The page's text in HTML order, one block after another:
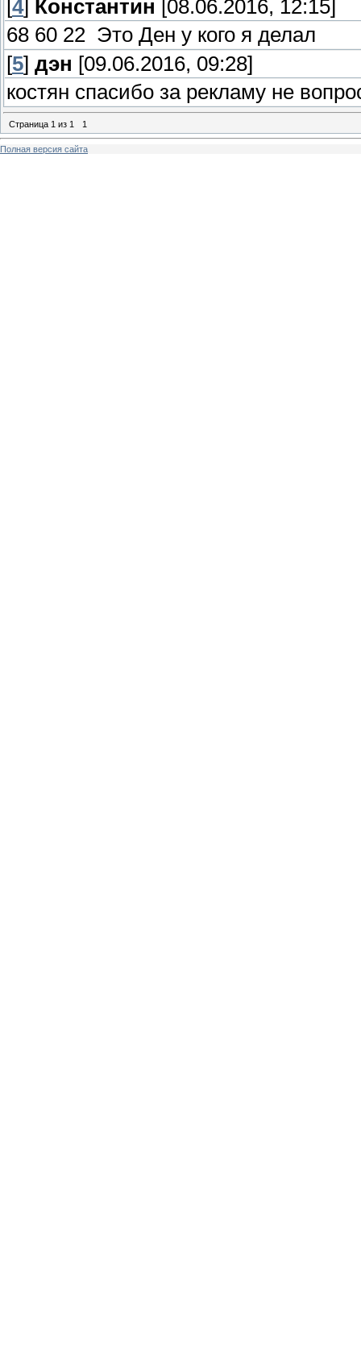
4] Константин [08.06.2016, 12:15]
68 60 22 Это Ден у кого я делал
[5] дэн [09.06.2016, 09:28]
костян спасибо за рекламу не
Страница 1 из 1 1
Полная версия сайта